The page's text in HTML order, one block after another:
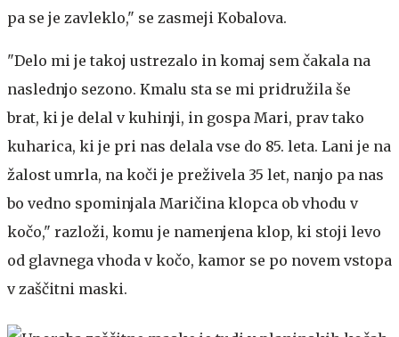
pa se je zavleklo," se zasmeji Kobalova.
"Delo mi je takoj ustrezalo in komaj sem čakala na
naslednjo sezono. Kmalu sta se mi pridružila še
brat, ki je delal v kuhinji, in gospa Mari, prav tako
kuharica, ki je pri nas delala vse do 85. leta. Lani je na
žalost umrla, na koči je preživela 35 let, nanjo pa nas
bo vedno spominjala Maričina klopca ob vhodu v
kočo," razloži, komu je namenjena klop, ki stoji levo
od glavnega vhoda v kočo, kamor se po novem vstopa
v zaščitni maski.